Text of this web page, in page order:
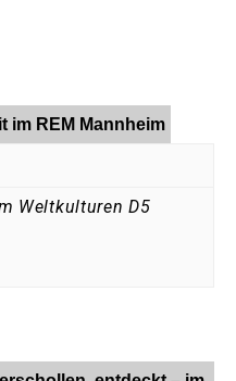
im REM Mannheim
Weltkulturen D5